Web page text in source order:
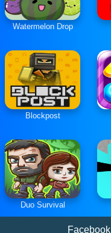
Watermelon Drop
Blockpost
Duo Survival
Facebook